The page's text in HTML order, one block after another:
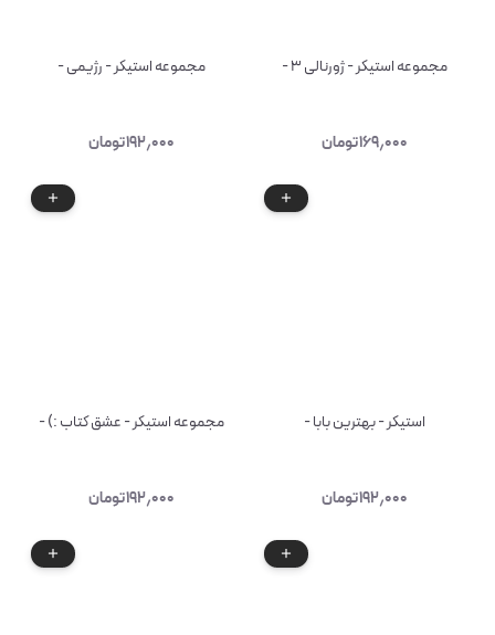
مجموعه استیکر - ژورنالی ۳ -
۱۶۹٫۰۰۰تومان
مجموعه استیکر - رژیمی -
۱۹۲٫۰۰۰تومان
استیکر - بهترین بابا -
۱۹۲٫۰۰۰تومان
مجموعه استیکر - عشق کتاب :) -
۱۹۲٫۰۰۰تومان